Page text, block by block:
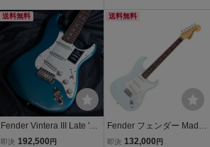
フェンダー ストラトキャ
スター レイクプラシッド
フェンダー ストラトキャ
スター エレキギター
送料無料
Fender Vintera III Late '60
s Stratocaster RW OCT (O
即決 192,500 円
送料無料
Fender フェンダー Made
in Japan Traditional Late
即決 132,000 円